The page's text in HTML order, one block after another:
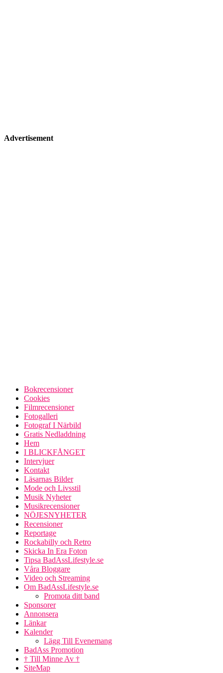
Advertisement
Bokrecensioner
Cookies
Filmrecensioner
Fotogalleri
Fotograf I Närbild
Gratis Nedladdning
Hem
I BLICKFÅNGET
Intervjuer
Kontakt
Läsarnas Bilder
Mode och Livsstil
Musik Nyheter
Musikrecensioner
NÖJESNYHETER
Recensioner
Reportage
Rockabilly och Retro
Skicka In Era Foton
Tipsa BadAssLifestyle.se
Våra Bloggare
Video och Streaming
Om BadAssLifestyle.se
Promota ditt band
Sponsorer
Annonsera
Länkar
Kalender
Lägg Till Evenemang
BadAss Promotion
† Till Minne Av †
SiteMap